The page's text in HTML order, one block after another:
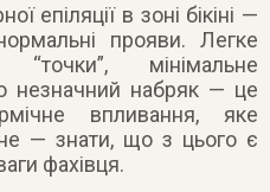
епіляції в зоні бікіні —
прояви. Легке
“точки”, мінімальне
незначний набряк — це
впливання, яке
— знати, що з цього є
фахівця.